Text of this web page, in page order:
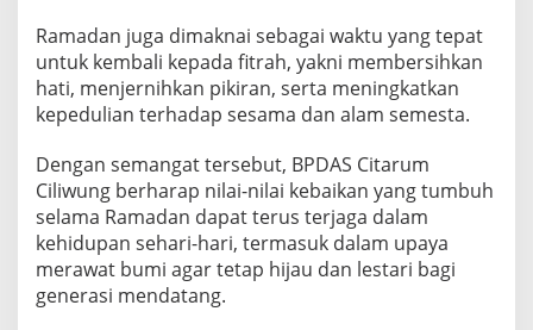
Ramadan juga dimaknai sebagai waktu yang tepat
untuk kembali kepada fitrah, yakni membersihkan
hati, menjernihkan pikiran, serta meningkatkan
kepedulian terhadap sesama dan alam semesta.
Dengan semangat tersebut, BPDAS Citarum
Ciliwung berharap nilai-nilai kebaikan yang tumbuh
selama Ramadan dapat terus terjaga dalam
kehidupan sehari-hari, termasuk dalam upaya
merawat bumi agar tetap hijau dan lestari bagi
generasi mendatang.